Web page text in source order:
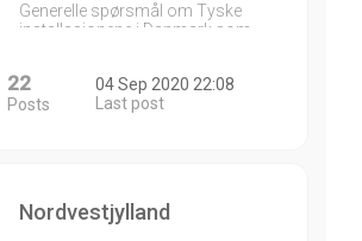
Generelle spørsmål om Tyske
installasjonene i Danmark som…
22
Posts
04 Sep 2020 22:08
Last post
Nordvestjylland